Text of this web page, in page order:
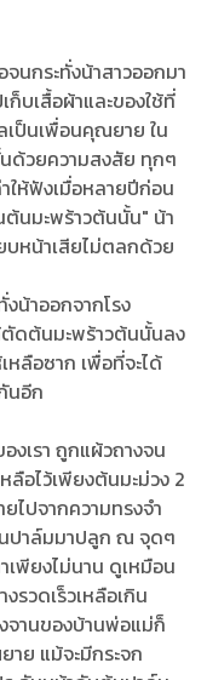
นกระทั่งน้าสาวออกมา
บเสื้อผ้าและของใช้ที่
เป็นเพื่อนคุณยาย ใน
ด้วยความสงสัย ทุกๆ
ให้ฟังเมื่อหลายปีก่อน
ต้นมะพร้าวต้นนั้น" น้า
หน้าเสียไม่ตลกด้วย
น้าออกจากโรง
ดต้นมะพร้าวต้นนั้นลง
หลือซาก เพื่อที่จะได้
นอีก
งเรา ถูกแผ้วถางจน
อไว้เพียงต้นมะม่วง 2
ไปจากความทรงจำ
นปาล์มมาปลูก ณ จุดๆ
เพียงไม่นาน ดูเหมือน
วดเร็วเหลือเกิน
จานของบ้านพ่อแม่ก็
ย แม้จะมีกระจก